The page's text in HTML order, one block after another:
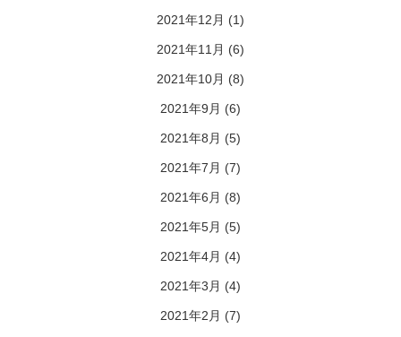
2021年12月 (1)
2021年11月 (6)
2021年10月 (8)
2021年9月 (6)
2021年8月 (5)
2021年7月 (7)
2021年6月 (8)
2021年5月 (5)
2021年4月 (4)
2021年3月 (4)
2021年2月 (7)